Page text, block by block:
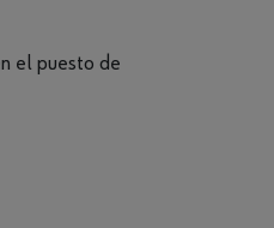
el puesto de